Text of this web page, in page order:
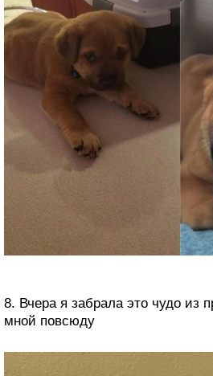
8. Вчера я забрала это чудо из
мной повсюду